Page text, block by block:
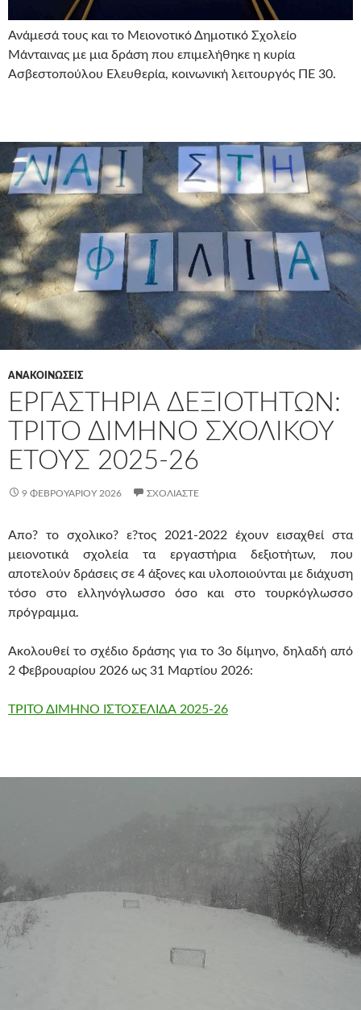
Ανάμεσά τους και το Μειονοτικό Δημοτικό Σχολείο
Μάνταινας με μια δράση που επιμελήθηκε η κυρία
Ασβεστοπούλου Ελευθερία, κοινωνική λειτουργός ΠΕ 30.
ΑΝΑΚΟΙΝΩΣΕΙΣ
ΕΡΓΑΣΤΉΡΙΑ ΔΕΞΙΟΤΉΤΩΝ:
ΤΡΊΤΟ ΔΊΜΗΝΟ ΣΧΟΛΙΚΟΎ
ΈΤΟΥΣ 2025-26
9 ΦΕΒΡΟΥΑΡΊΟΥ 2026 ΣΧΟΛΙΆΣΤΕ
Απο? το σχολικο? ε?τος 2021-2022 έχουν εισαχθεί στα
μειονοτικά σχολεία τα εργαστήρια δεξιοτήτων, που
αποτελούν δράσεις σε 4 άξονες και υλοποιούνται με διάχυση
τόσο στο ελληνόγλωσσο όσο και στο τουρκόγλωσσο
πρόγραμμα.
Ακολουθεί το σχέδιο δράσης για το 3ο δίμηνο, δηλαδή από
2 Φεβρουαρίου 2026 ως 31 Μαρτίου 2026:
ΤΡΙΤΟ ΔΙΜΗΝΟ ΙΣΤΟΣΕΛΙΔΑ 2025-26